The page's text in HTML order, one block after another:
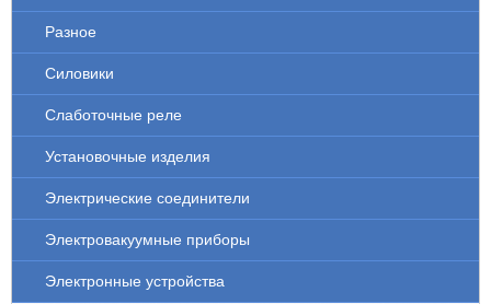
Разное
Силовики
Слаботочные реле
Установочные изделия
Электрические соединители
Электровакуумные приборы
Электронные устройства